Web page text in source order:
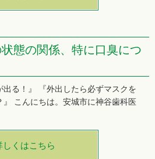
態の関係、特に口臭につ
出る！』 『外出したら必ずマスクを
こんにちは。安城市に神谷歯科医
しくはこちら